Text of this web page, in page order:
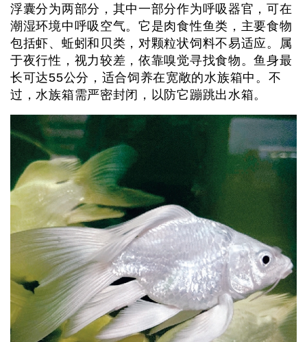
浮囊分为两部分，其中一部分作为呼吸器官，可在
潮湿环境中呼吸空气。它是肉食性鱼类，主要食物
包括虾、蚯蚓和贝类，对颗粒状饲料不易适应。属
于夜行性，视力较差，依靠嗅觉寻找食物。鱼身最
长可达55公分，适合饲养在宽敞的水族箱中。不
过，水族箱需严密封闭，以防它蹦跳出水箱。